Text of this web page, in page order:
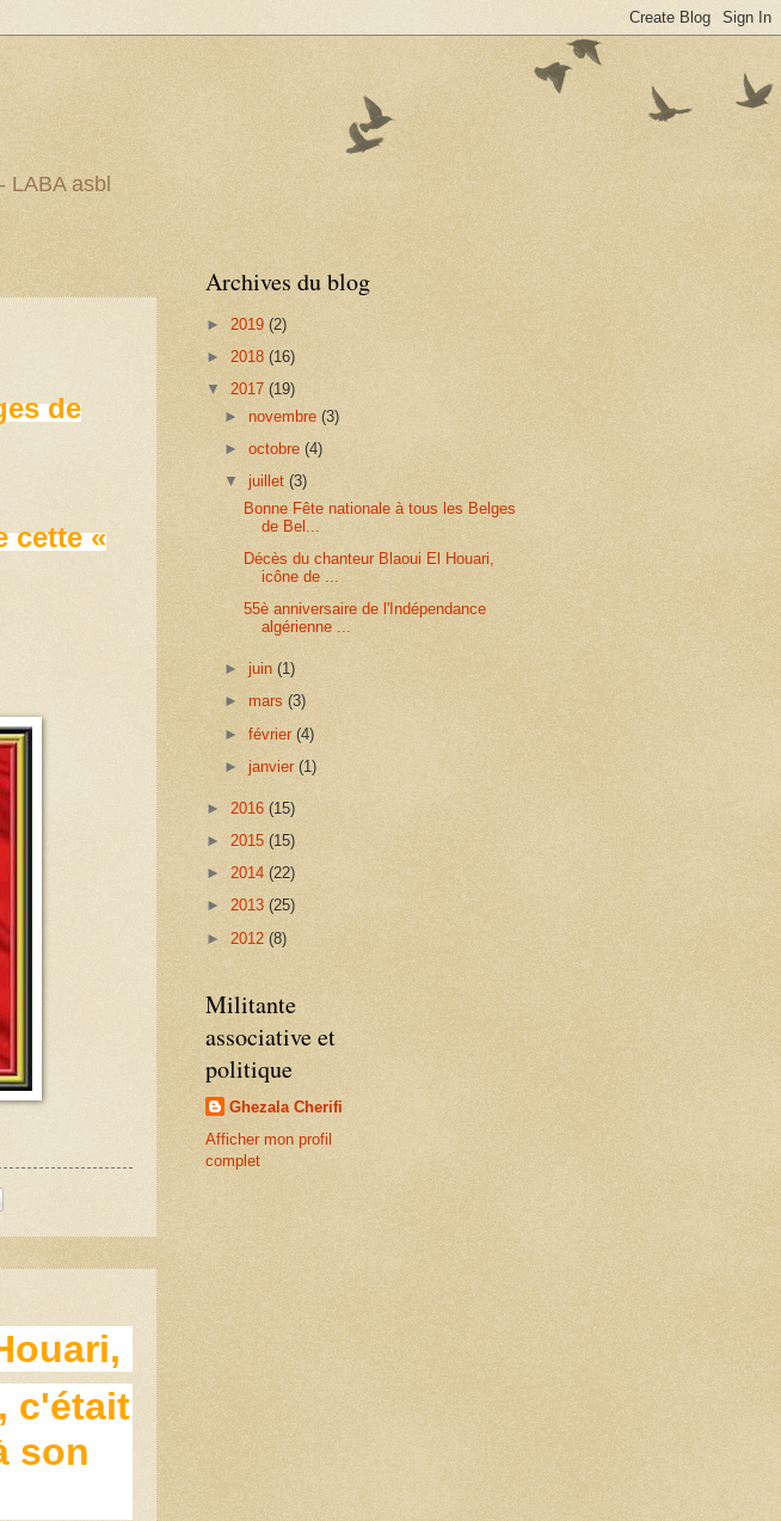
LABA asbl
de
cette «
c'était
son
Archives du blog
► 2019 (2)
► 2018 (16)
▼ 2017 (19)
►novembre(3)
►octobre(4)
▼juillet(3)
Bonne Fête nationale à tous les Belges
de Bel...
Décès du chanteur Blaoui El Houari,
icône de ...
55è anniversaire de l'Indépendance
algérienne ...
►juin(1)
►mars(3)
►février(4)
►janvier(1)
► 2016 (15)
► 2015 (15)
► 2014 (22)
► 2013 (25)
► 2012 (8)
Militante
associative et
politique
Ghezala Cherifi
Afficher mon profil
complet